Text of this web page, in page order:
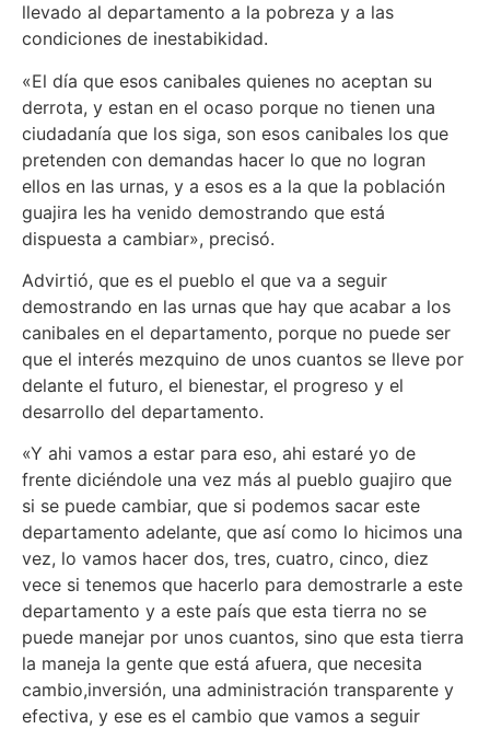
llevado al departamento a la pobreza y a las
condiciones de inestabikidad.
«El día que esos canibales quienes no aceptan su
derrota, y estan en el ocaso porque no tienen una
ciudadanía que los siga, son esos canibales los que
pretenden con demandas hacer lo que no logran
ellos en las urnas, y a esos es a la que la población
guajira les ha venido demostrando que está
dispuesta a cambiar», precisó.
Advirtió, que es el pueblo el que va a seguir
demostrando en las urnas que hay que acabar a los
canibales en el departamento, porque no puede ser
que el interés mezquino de unos cuantos se lleve por
delante el futuro, el bienestar, el progreso y el
desarrollo del departamento.
«Y ahi vamos a estar para eso, ahi estaré yo de
frente diciéndole una vez más al pueblo guajiro que
si se puede cambiar, que si podemos sacar este
departamento adelante, que así como lo hicimos una
vez, lo vamos hacer dos, tres, cuatro, cinco, diez
vece si tenemos que hacerlo para demostrarle a este
departamento y a este país que esta tierra no se
puede manejar por unos cuantos, sino que esta tierra
la maneja la gente que está afuera, que necesita
cambio,inversión, una administración transparente y
efectiva, y ese es el cambio que vamos a seguir